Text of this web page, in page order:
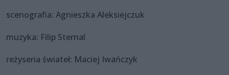
scenografia: Agnieszka Aleksiejczuk
muzyka: Filip Sternal
reżyseria świateł: Maciej Iwańczyk